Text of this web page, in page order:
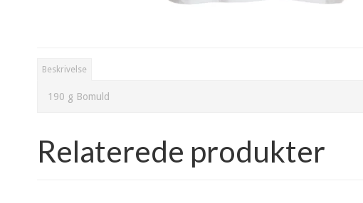
Beskrivelse
190 g Bomuld
Relaterede produkter